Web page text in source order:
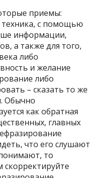
приемы:
техника, с помощью
информации,
а также для того,
либо
и желание
либо
– сказать то же
Обычно
как обратная
главных
что его слушают
то